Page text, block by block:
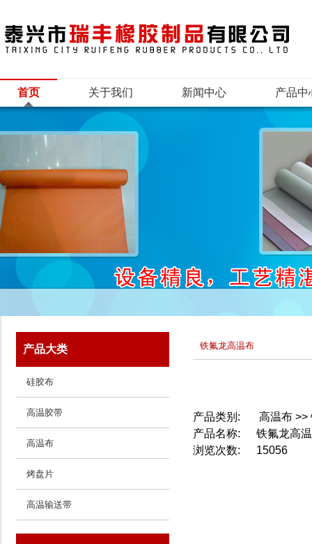
首页 关于我们 新闻中心 产品中
产品大类
硅胶布
高温胶带
高温布
烤盘片
高温输送带
铁氟龙高温布
产品类别: 高温布 >>
产品名称:
铁氟龙高
浏览次数:
15056